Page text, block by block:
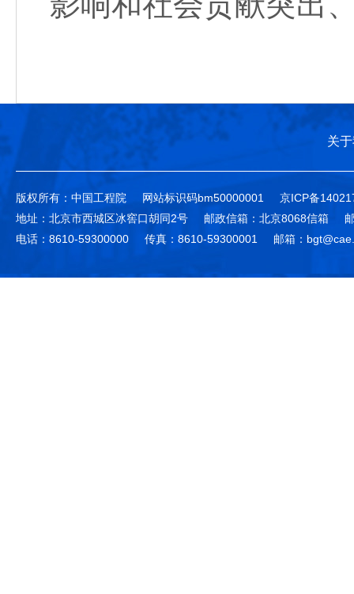
关
版权所有：中国工程院 网站标识码bm50000001
京ICP备
地址：北京市西城区冰窖口胡同2号
邮政信箱：北京8068信箱
电话：8610-59300000
传真：8610-59300001 邮箱：